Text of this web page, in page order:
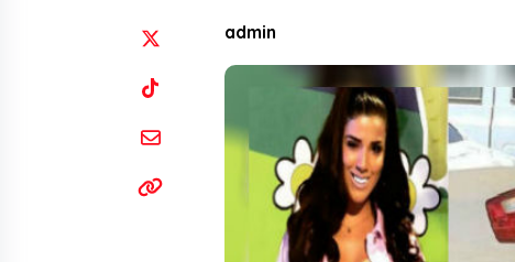
admin